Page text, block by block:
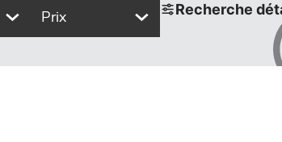
Prix Recherche